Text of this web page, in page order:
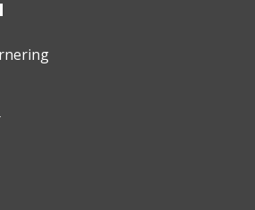
og faste sideskjold